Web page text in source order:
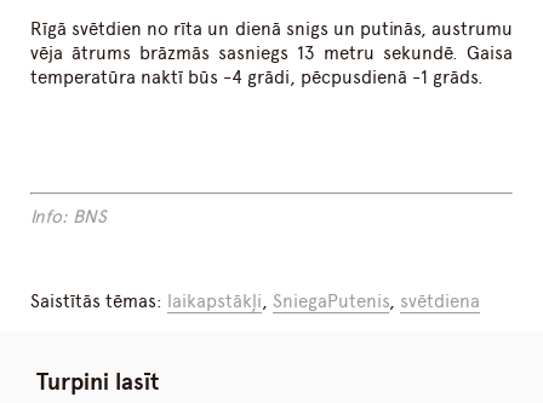
Rīgā svētdien no rīta un dienā snigs un putinās, austrumu
vēja ātrums brāzmās sasniegs 13 metru sekundē. Gaisa
temperatūra naktī būs -4 grādi, pēcpusdienā -1 grāds.
Info: BNS
Saistītās tēmas: laikapstākļi,SniegaPutenis, svētdiena
Turpini lasīt